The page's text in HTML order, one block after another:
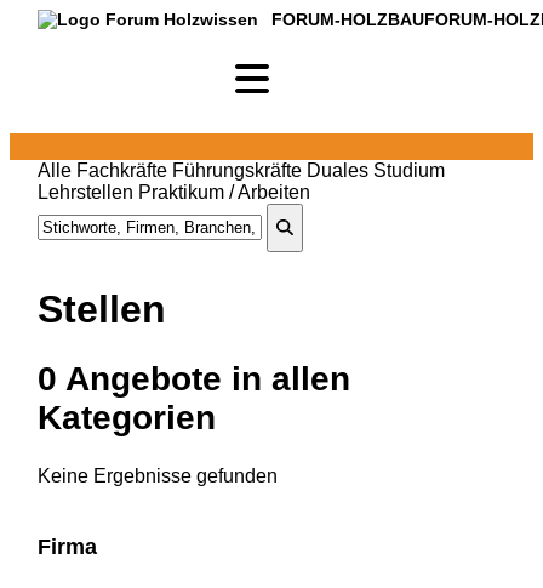
FORUM-HOLZBAUFORUM-
Alle Fachkräfte Führungskräfte Duales Studium
Lehrstellen Praktikum / Arbeiten
Stellen
0 Angebote inallen
Kategorien
Keine Ergebnisse gefunden
Firma